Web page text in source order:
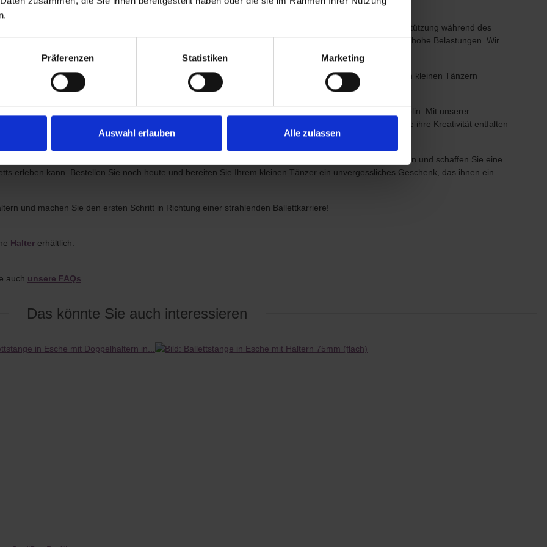
Präferenzen Statistiken Marketing
Auswahl erlauben Alle zulassen
Tänzer zum Leuchten bringt.
höchste Funktionalität. Sie bestehen aus hochwertigem Material, das eine stabile und sichere Unterstützung während des
Griffgefühls ist Esche optimal für Ballettstangen geeignet. Die langen Holzfasern bei Esche sind ideal für hohe Belastungen. Wir
aus.
sondern auch robust und langlebig. Sie können sich darauf verlassen, dass diese Ballettstange Ihren kleinen Tänzern
Entwicklung und Koordination Ihres Kindes, sondern stärkt auch das Selbstvertrauen und die Disziplin. Mit unserer
Balletttechnik in ihrem eigenen Zuhause verbessern und sich wie echte Ballerinas fühlen. Lassen Sie sie ihre Kreativität entfalten
um ihre Träume zu verwirklichen. Entscheiden Sie sich für unsere Ballettstange mit goldfarbenen Haltern und schaffen Sie eine
erleben kann. Bestellen Sie noch heute und bereiten Sie Ihrem kleinen Tänzer ein unvergessliches Geschenk, das ihnen ein
und machen Sie den ersten Schritt in Richtung einer strahlenden Ballettkarriere!
Halter erhältlich.
auch unsere FAQs
Das könnte Sie auch interessieren